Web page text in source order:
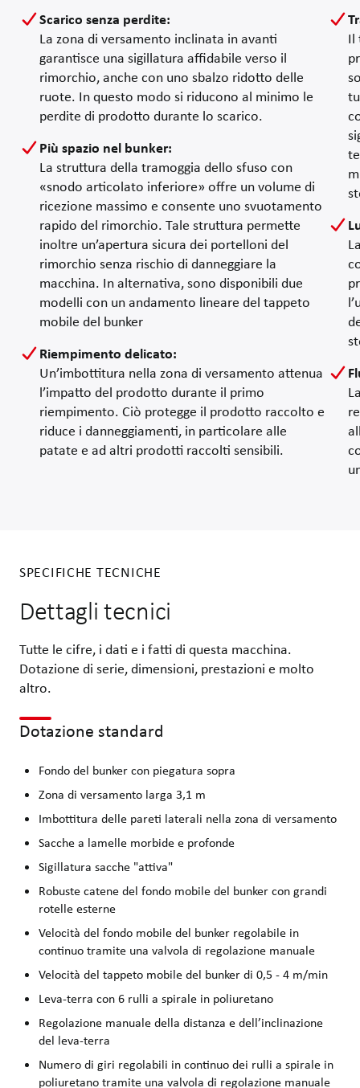
Sistemi di assistenza
Comando linea Flow Control
Il comando linea FlowControl collega in rete tutte le macchine
Turbo Clean
Il sistema di pulizia centrifuga Turbo Clean offre la possibilità
Scarico senza perdite:
La zona di versamento inclinata in avanti
garantisce una sigillatura affidabile verso il
rimorchio, anche con uno sbalzo ridotto delle
ruote. In questo modo si riducono al minimo le
perdite di prodotto durante lo scarico.
Più spazio nel bunker:
La struttura della tramoggia dello sfuso con
«snodo articolato inferiore» offre un volume di
ricezione massimo e consente uno svuotamento
rapido del rimorchio. Tale struttura permette
inoltre un’apertura sicura dei portelloni del
rimorchio senza rischio di danneggiare la
macchina. In alternativa, sono disponibili due
modelli con un andamento lineare del tappeto
mobile del bunker
Riempimento delicato:
Un’imbottitura nella zona di versamento attenua
l’impatto del prodotto durante il primo
riempimento. Ciò protegge il prodotto raccolto e
riduce i danneggiamenti, in particolare alle
patate e ad altri prodotti raccolti sensibili.
Il
SPECIFICHE TECNICHE
Dettagli tecnici
Tutte le cifre, i dati e i fatti di questa macchina.
Dotazione di serie, dimensioni, prestazioni e molto
altro.
Dotazione standard
Fondo del bunker con piegatura sopra
Zona di versamento larga 3,1 m
Imbottitura delle pareti laterali nella zona di versamento
Sacche a lamelle morbide e profonde
Sigillatura sacche "attiva"
Robuste catene del fondo mobile del bunker con grandi
rotelle esterne
Velocità del fondo mobile del bunker regolabile in
continuo tramite una valvola di regolazione manuale
Velocità del tappeto mobile del bunker di 0,5 - 4 m/min
Leva-terra con 6 rulli a spirale in poliuretano
Regolazione manuale della distanza e dell’inclinazione
del leva-terra
Numero di giri regolabili in continuo dei rulli a spirale in
poliuretano tramite una valvola di regolazione manuale